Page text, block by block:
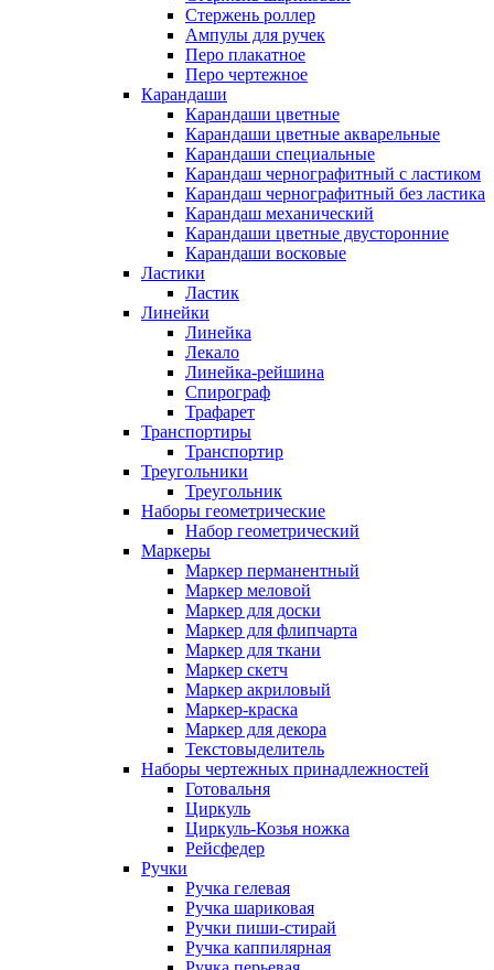
Стержень роллер
Ампулы для ручек
Перо плакатное
Перо чертежное
Карандаши
Карандаши цветные
Карандаши цветные акварельные
Карандаши специальные
Карандаш чернографитный с ластиком
Карандаш чернографитный без ластика
Карандаш механический
Карандаши цветные двусторонние
Карандаши восковые
Ластики
Ластик
Линейки
Линейка
Лекало
Линейка-рейшина
Спирограф
Трафарет
Транспортиры
Транспортир
Треугольники
Треугольник
Наборы геометрические
Набор геометрический
Маркеры
Маркер перманентный
Маркер меловой
Маркер для доски
Маркер для флипчарта
Маркер для ткани
Маркер скетч
Маркер акриловый
Маркер-краска
Маркер для декора
Текстовыделитель
Наборы чертежных принадлежностей
Готовальня
Циркуль
Циркуль-Козья ножка
Рейсфедер
Ручки
Ручка гелевая
Ручка шариковая
Ручки пиши-стирай
Ручка каппилярная